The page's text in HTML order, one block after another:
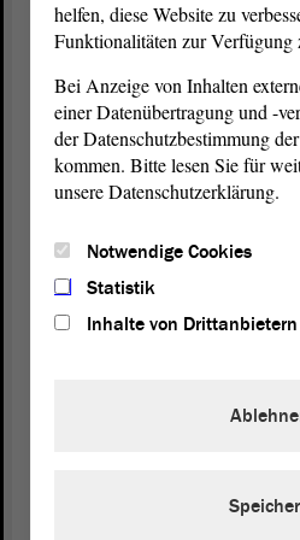
verfassungsrechtlich
LINKEN können dort heran.
einmal sagen.
Also ganz ehrlich: Es ist
hat es gesagt , dass wir das
Tarifparteien aushandeln, ist
Verbeamtung von Lehrern
persönlich muss man
der Bestückung unseres
unsere Kinder und
helfen, diese Website zu
Funktionalitäten zur Verfügung
Bei Anzeige von Inhalten
einer Datenübertragung und -
der Datenschutzbestimmung
kommen. Bitte lesen Sie für
unsere Datenschutzerklärung.
Notwendige Cookies
Statistik
Inhalte von Drittanbietern